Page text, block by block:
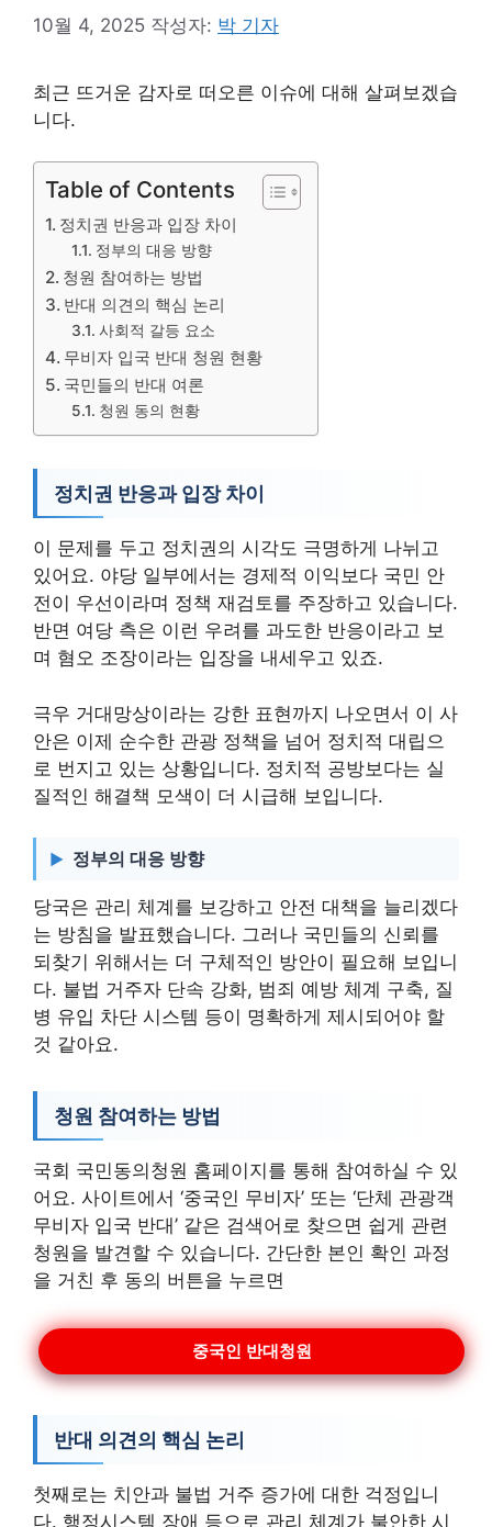
10월 4, 2025 작성자: 박 기자
최근 뜨거운 감자로 떠오른 이슈에 대해 살펴보겠습
니다.
Table of Contents
정치권 반응과 입장 차이
정부의 대응 방향
청원 참여하는 방법
반대 의견의 핵심 논리
사회적 갈등 요소
무비자 입국 반대 청원 현황
국민들의 반대 여론
청원 동의 현황
정치권 반응과 입장 차이
이 문제를 두고 정치권의 시각도 극명하게 나뉘고
있어요. 야당 일부에서는 경제적 이익보다 국민 안
전이 우선이라며 정책 재검토를 주장하고 있습니다.
반면 여당 측은 이런 우려를 과도한 반응이라고 보
며 혐오 조장이라는 입장을 내세우고 있죠.
극우 거대망상이라는 강한 표현까지 나오면서 이 사
안은 이제 순수한 관광 정책을 넘어 정치적 대립으
로 번지고 있는 상황입니다. 정치적 공방보다는 실
질적인 해결책 모색이 더 시급해 보입니다.
정부의 대응 방향
당국은 관리 체계를 보강하고 안전 대책을 늘리겠다
는 방침을 발표했습니다. 그러나 국민들의 신뢰를
되찾기 위해서는 더 구체적인 방안이 필요해 보입니
다. 불법 거주자 단속 강화, 범죄 예방 체계 구축, 질
병 유입 차단 시스템 등이 명확하게 제시되어야 할
것 같아요.
청원 참여하는 방법
국회 국민동의청원 홈페이지를 통해 참여하실 수 있
어요. 사이트에서 ‘중국인 무비자’ 또는 ‘단체 관광객
무비자 입국 반대’ 같은 검색어로 찾으면 쉽게 관련
청원을 발견할 수 있습니다. 간단한 본인 확인 과정
을 거친 후 동의 버튼을 누르면
중국인 반대청원
반대 의견의 핵심 논리
첫째로는 치안과 불법 거주 증가에 대한 걱정입니
다. 행정시스템 장애 등으로 관리 체계가 불안한 시